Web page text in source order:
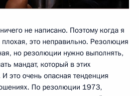
не написано. Поэтому когда я
это неправильно. Резолюция
но резолюции нужно выполнять,
мандат, который в этих
это очень опасная тенденция
По резолюции 1973,